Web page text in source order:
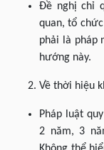
Đề nghị chỉ
quan, tổ
phải là pháp
hướng này.
Về thời hiệu
Pháp luật
2 năm, 3